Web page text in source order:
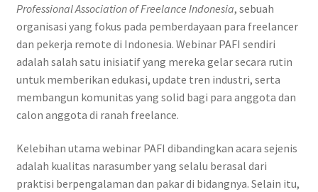
Professional Association of Freelance Indonesia, sebuah
organisasi yang fokus pada pemberdayaan para freelancer
dan pekerja remote di Indonesia. Webinar PAFI sendiri
adalah salah satu inisiatif yang mereka gelar secara rutin
untuk memberikan edukasi, update tren industri, serta
membangun komunitas yang solid bagi para anggota dan
calon anggota di ranah freelance.
Kelebihan utama webinar PAFI dibandingkan acara sejenis
adalah kualitas narasumber yang selalu berasal dari
praktisi berpengalaman dan pakar di bidangnya. Selain itu,